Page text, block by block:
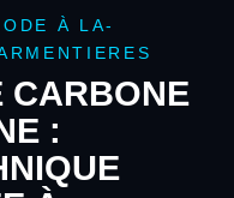
À LA-
CARBONE
: